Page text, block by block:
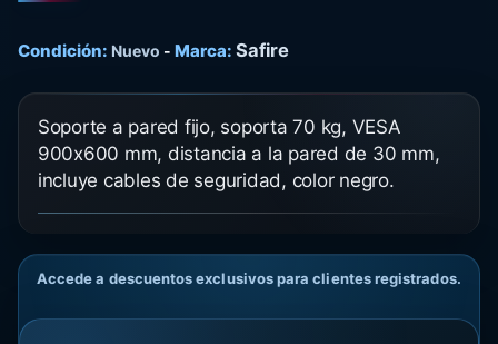
Condición: Nuevo - Marca: Safire
Soporte a pared fijo, soporta 70 kg, VESA
900x600 mm, distancia a la pared de 30 mm,
incluye cables de seguridad, color negro.
Accede a descuentos exclusivos para clientes registrados.